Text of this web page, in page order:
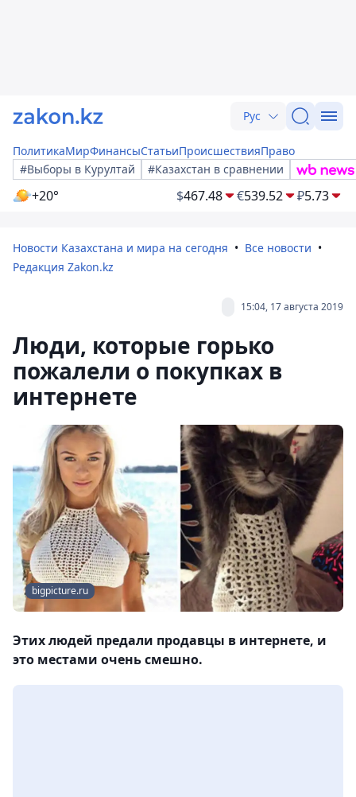
Рус
ПолитикаМирФинансыСтатьиПроисшествияПраво
#Выборы в Курултай
#Казахстан в сравнении
+20° $467.48 €539.52 ₽5.73
Новости Казахстана и мира на сегодня
Все новости
Редакция Zakon.kz
15:04, 17 августа 2019
Люди, которые горько
пожалели о покупках в
интернете
bigpicture.ru
Этих людей предали продавцы в интернете, и
это местами очень смешно.